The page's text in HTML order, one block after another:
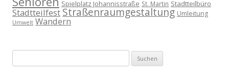
Spielplatz Johannisstraße St. Martin Stadtteilbüro
Stadtteilfest Straßenraumgestaltung Umleitung
Umwelt Wandern
nach: